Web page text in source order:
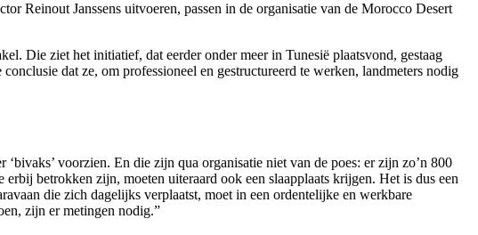
Reinout Janssens uitvoeren, passen in de organisatie van de Morocco Desert
Die ziet het initiatief, dat eerder onder meer in Tunesië plaatsvond, gestaag
dat ze, om professioneel en gestructureerd te werken, landmeters nodig
voorzien. En die zijn qua organisatie niet van de poes: er zijn zo’n 800
betrokken zijn, moeten uiteraard ook een slaapplaats krijgen. Het is dus een
die zich dagelijks verplaatst, moet in een ordentelijke en werkbare
zijn er metingen nodig.”